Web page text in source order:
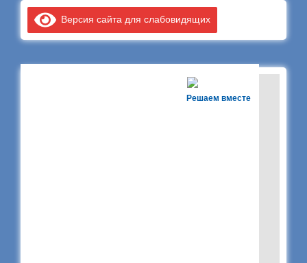
Версия сайта для слабовидящих
Решаем вместе